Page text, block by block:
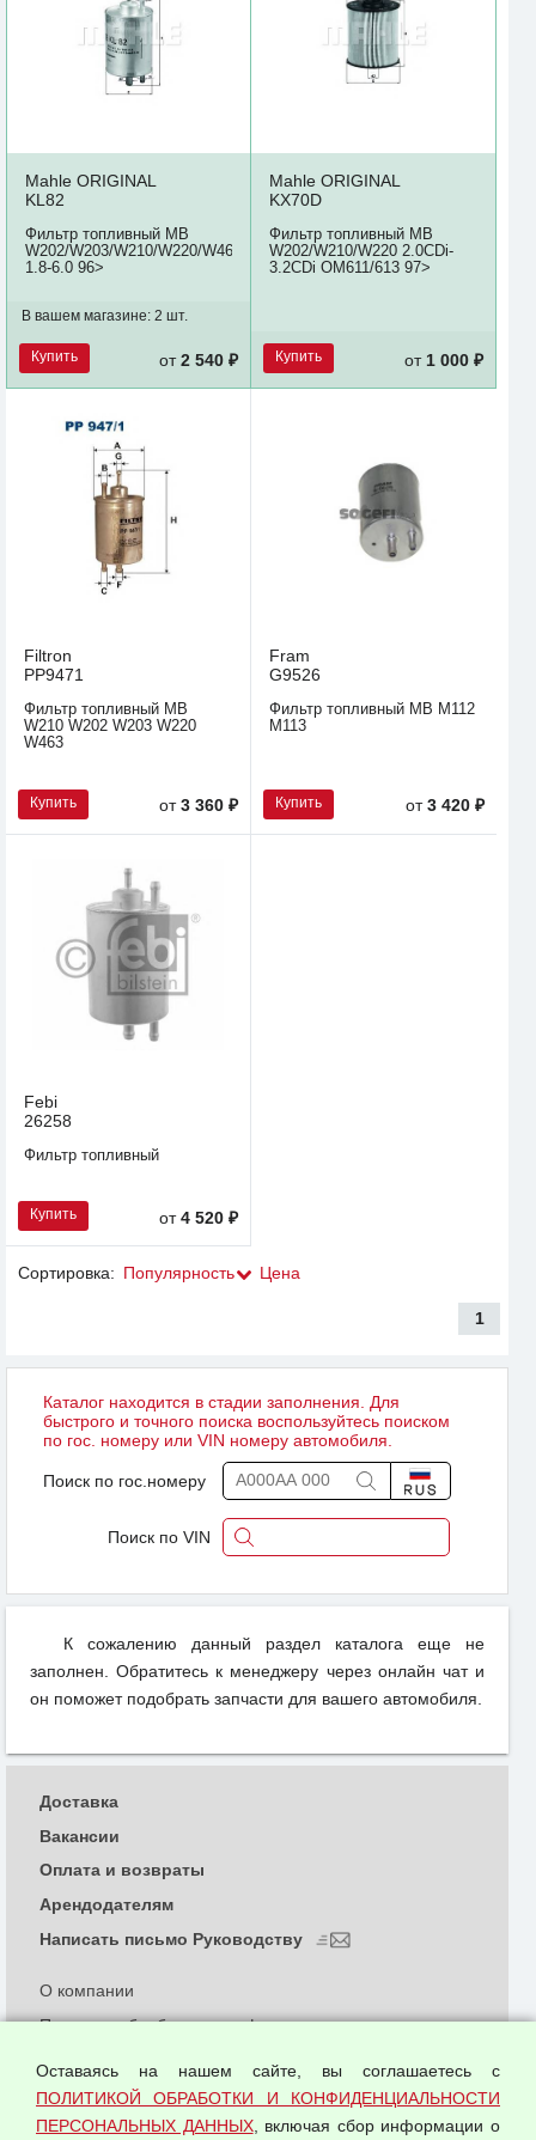
Mahle ORIGINAL
KL82
Фильтр топливный MB
W202/W203/W210/W220/W463
1.8-6.0 96>
В вашем магазине: 2 шт.
Купить от2 540 ₽
Mahle ORIGINAL
KX70D
Фильтр топливный MB
W202/W210/W220 2.0CDi-
3.2CDi ОМ611/613 97>
Купить от 1 000 ₽
Filtron
PP9471
Фильтр топливный MB
W210 W202 W203 W220
W463
Купить от3 360 ₽
Fram
G9526
Фильтр топливный MB M112
M113
Купить от3 420 ₽
Febi
26258
Фильтр топливный
Купить от4 520 ₽
Сортировка: Популярность Цена
1
Каталог находится в стадии заполнения. Для
быстрого и точного поиска воспользуйтесь поиском
по гос. номеру или VIN номеру автомобиля.
Поиск по гос.номеру
Поиск по VIN
К сожалению данный раздел каталога еще не
заполнен. Обратитесь к менеджеру через онлайн чат и
он поможет подобрать запчасти для вашего автомобиля.
О компании
Политика обработки и конфиденциальности
Согласием на обработку персональных данных
Оферта оптовой купли-продажи
Доставка
Вакансии
Оплата и возвраты
Арендодателям
Написать письмо Руководству
Оставаясь на нашем сайте, вы соглашаетесь с
ПОЛИТИКОЙ ОБРАБОТКИ И КОНФИДЕНЦИАЛЬНОСТИ
ПЕРСОНАЛЬНЫХ ДАННЫХ, включая сбор информации о